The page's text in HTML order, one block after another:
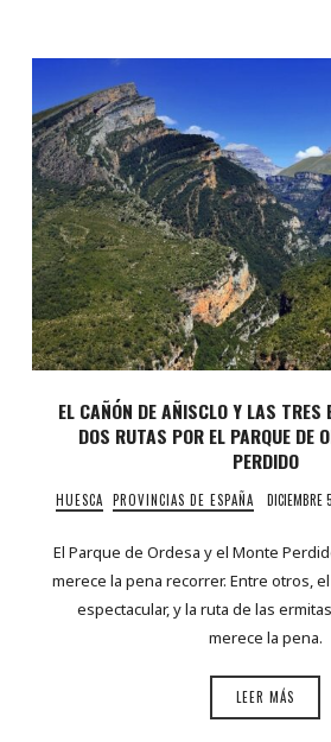
EL CAÑÓN DE AÑISCLO Y LAS TRES
DOS RUTAS POR EL PARQUE DE
PERDIDO
HUESCA PROVINCIAS DE ESPAÑA DICIEMBRE
El Parque de Ordesa y el Monte
merece la pena recorrer. Entre otros,
espectacular, y la ruta de las
merece la pena.
LEER MÁS